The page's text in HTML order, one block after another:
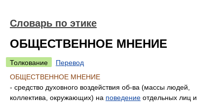
Словарь по этике
ОБЩЕСТВЕННОЕ МНЕНИЕ
Толкование
Перевод
ОБЩЕСТВЕННОЕ МНЕНИЕ
- средство духовного воздействия об-ва (массы людей,
коллектива, окружающих) на поведение отдельных лиц и